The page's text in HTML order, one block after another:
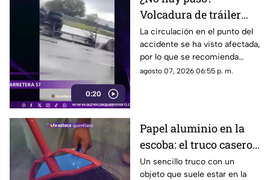
0:20
Volcadura de tráiler
colapsa este punto de la
carretera 57
La circulación en el punto del
accidente se ha visto afectada,
por lo que se recomienda
considerar tiempos de
agosto 07, 2026 06:55 p. m.
Papel aluminio en la
escoba: el truco casero
que se volvió viral
Un sencillo truco con un
objeto que suele estar en la